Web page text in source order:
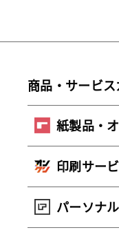
商品・サービス
紙製品・
印刷サー
パーソナ